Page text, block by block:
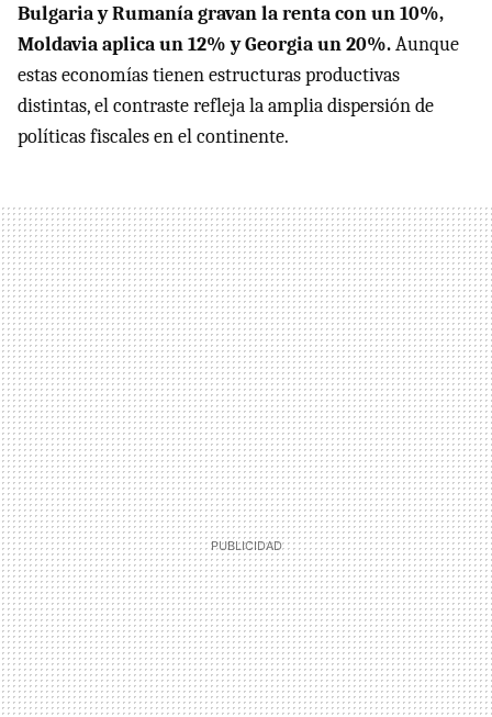
Bulgaria y Rumanía gravan la renta con un 10%,
Moldavia aplica un 12% y Georgia un 20%.Aunque
estas economías tienen estructuras productivas
distintas, el contraste refleja la amplia dispersión de
políticas fiscales en el continente.